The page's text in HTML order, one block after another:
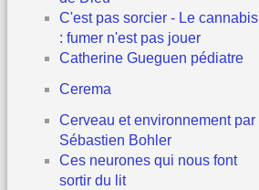
C'est pas sorcier - Le cannabis
: fumer n'est pas jouer
Catherine Gueguen pédiatre
Cerema
Cerveau et environnement par
Sébastien Bohler
Ces neurones qui nous font
sortir du lit